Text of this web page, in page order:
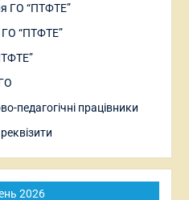
ГО “ПТФТЕ”
“ПТФТЕ”
педагогічні працівники
2026